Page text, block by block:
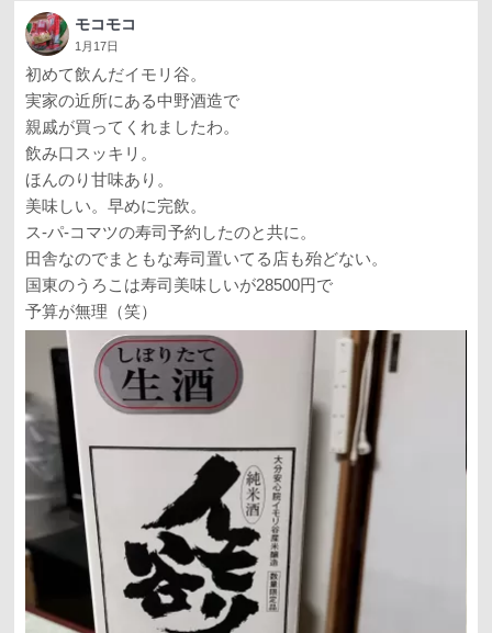
モコモコ
1月17日
初めて飲んだイモリ谷。
実家の近所にある中野酒造で
親戚が買ってくれましたわ。
飲み口スッキリ。
ほんのり甘味あり。
美味しい。早めに完飲。
ス-パ-コマツの寿司予約したのと共に。
田舎なのでまともな寿司置いてる店も殆どない。
国東のうろこは寿司美味しいが28500円で
予算が無理（笑）